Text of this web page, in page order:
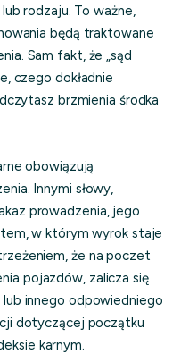
rodzaju. To ważne,
będą traktowane
Sam fakt, że „sąd
czego dokładnie
brzmienia środka
obowiązują
Innymi słowy,
prowadzenia, jego
w którym wyrok staje
że na poczet
pojazdów, zalicza się
innego odpowiedniego
dotyczącej początku
karnym.